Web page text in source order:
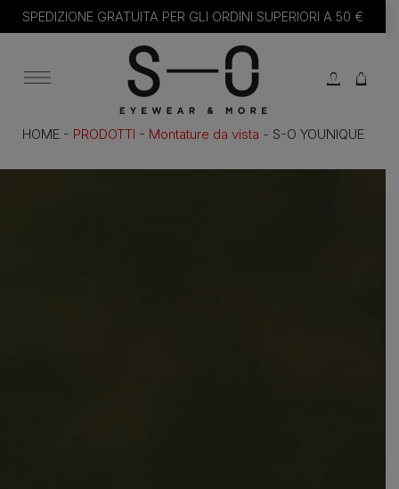
SPEDIZIONE GRATUITA PER GLI ORDINI SUPERIORI A 50 €
Menù Principale
HOME - PRODOTTI - Montature da vista - S-O YOUNIQUE